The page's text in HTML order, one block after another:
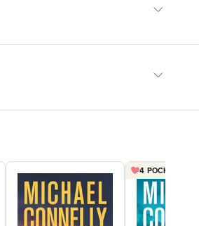
4 POCKET FÖR